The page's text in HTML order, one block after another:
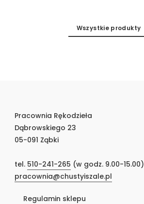
Wszystkie produkty
Pracownia Rękodzieła
Dąbrowskiego 23
05-091 Ząbki
tel. 510-241-265 (w godz. 9.00-15.00)
pracownia@chustyiszale.pl
Regulamin sklepu